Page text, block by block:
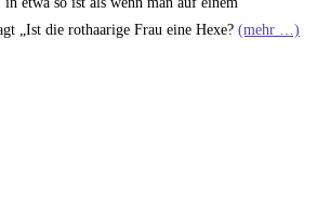
„Ist die rothaarige Frau eine Hexe? (mehr …)